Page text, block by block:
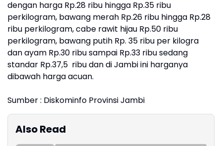
dengan harga Rp.28 ribu hingga Rp.35 ribu
perkilogram, bawang merah Rp.26 ribu hingga Rp.28
ribu perkilogram, cabe rawit hijau Rp.50 ribu
perkilogram, bawang putih Rp. 35 ribu per kilogra
dan ayam Rp.30 ribu sampai Rp.33 ribu sedang
standar Rp.37,5 ribu dan di Jambi ini harganya
dibawah harga acuan.
Sumber : Diskominfo Provinsi Jambi
Also Read